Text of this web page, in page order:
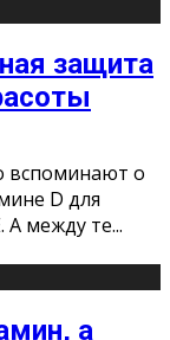
защита
вспоминают о
D для
А между те...
а